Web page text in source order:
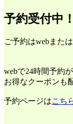
予約受付中！
ご予約はwebまた
webで24時間予約
お得なクーポンも
予約ページはこち